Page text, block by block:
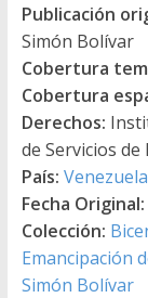
Publicación
Simón Bolívar
Cobertura
Cobertura
Derechos:
de Servicios
País: Venezuela
Fecha Original:
Colección:
Emancipación
Simón Bolívar